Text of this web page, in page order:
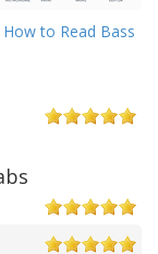
How to Read Bass